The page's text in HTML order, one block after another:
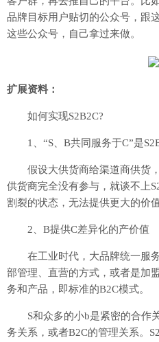
品牌目标用户贴切的公众号，跟
这些公众号，自己拿过来做。
扩展资料：
如何实现S2B2C?
1、“S、B共同服务于C”是
假设大供货商给渠道商供货，
供货商完全没有参与，就谈不上
割裂的状态，无法提供更大的价值
2、B提供C差异化的产价值
在工业时代，大品牌统一服务
部管理、直营的方式，或者是加
务和产品，即标准的B2C模式。
S和众多的小b是紧密的合作
务关系，或者B2C的管理关系。